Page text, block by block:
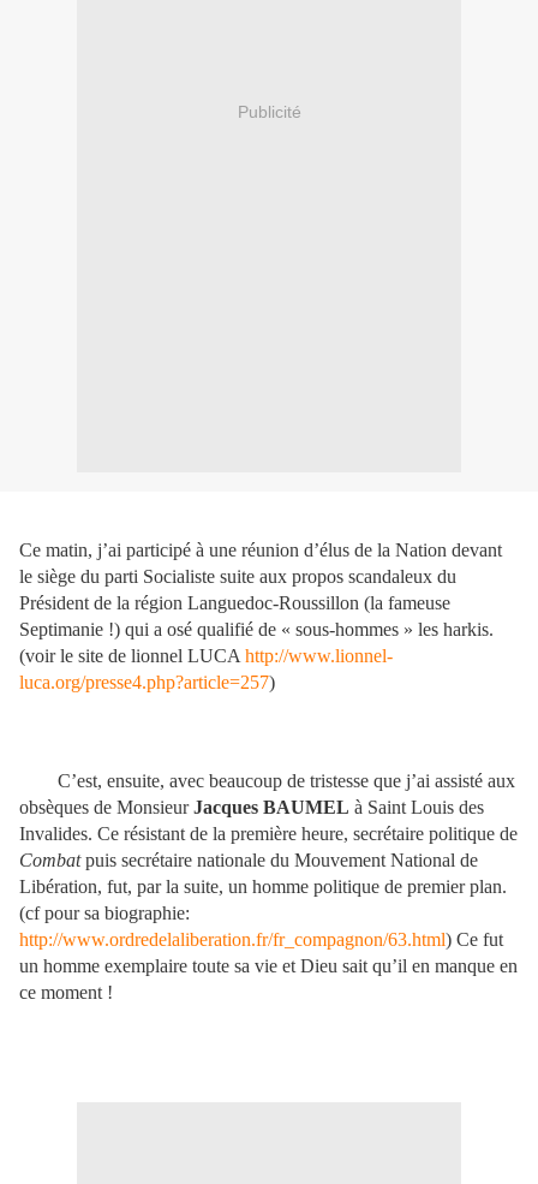
Publicité
Ce matin, j’ai participé à une réunion d’élus de la Nation devant
le siège du parti Socialiste suite aux propos scandaleux du
Président de la région Languedoc-Roussillon (la fameuse
Septimanie !) qui a osé qualifié de « sous-hommes » les harkis.
(voir le site de lionnel LUCA http://www.lionnel-
luca.org/presse4.php?article=257)
C’est, ensuite, avec beaucoup de tristesse que j’ai assisté aux
obsèques de MonsieurJacques BAUMEL à Saint Louis des
Invalides. Ce résistant de la première heure, secrétaire politique de
Combatpuis secrétaire nationale du Mouvement National de
Libération, fut, par la suite, un homme politique de premier plan.
(cf pour sa biographie:
http://www.ordredelaliberation.fr/fr_compagnon/63.html) Ce fut
un homme exemplaire toute sa vie et Dieu sait qu’il en manque en
ce moment !